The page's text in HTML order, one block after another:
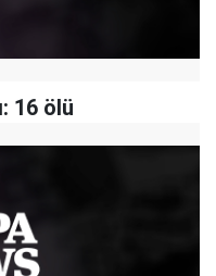
16 ölü